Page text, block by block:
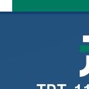
Comitê
Comissão
Comissão